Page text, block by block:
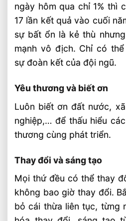
ngày hôm qua chỉ 1% thì
17 lần kết quả vào cuối
sự bất ổn là kẻ thù
mạnh vô địch. Chỉ có
sự đoàn kết của đội ngũ.
Yêu thương và biết ơn
Luôn biết ơn đất nước,
nghiệp,… để thấu hiểu
thương cùng phát triển.
Thay đổi và sáng tạo
Mọi thứ đều có thể thay
không bao giờ thay đổi.
bỏ cái thừa liên tục, từng